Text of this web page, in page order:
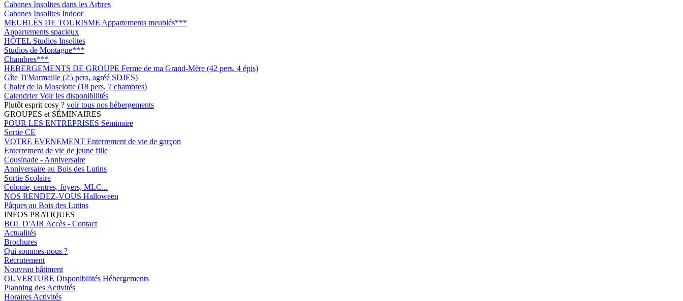
Cabanes Insolites dans les Arbres
Cabanes Insolites Indoor
MEUBLÉS DE TOURISME Appartements meublés***
Appartements spacieux
HÔTEL Studios Insolites
Studios de Montagne***
Chambres***
HEBERGEMENTS DE GROUPE Ferme de ma Grand-Mère (42 pers. 4 épis)
Gîte Ti'Marmaille (25 pers, agréé SDJES)
Chalet de la Moselotte (18 pers, 7 chambres)
CalendrierVoir les disponibilités
Plutôt esprit cosy ? voir tous nos hébergements
GROUPES et SÉMINAIRES
POUR LES ENTREPRISES Séminaire
Sortie CE
VOTRE EVENEMENT Enterrement de vie de garçon
Enterrement de vie de jeune fille
Cousinade - Anniversaire
Anniversaire au Bois des Lutins
Sortie Scolaire
Colonie, centres, foyers, MLC...
NOS RENDEZ-VOUS Halloween
Pâques au Bois des Lutins
INFOS PRATIQUES
BOL D'AIR Accès - Contact
Actualités
Brochures
Qui sommes-nous ?
Recrutement
Nouveau bâtiment
OUVERTURE Disponibilités Hébergements
Planning des Activités
Horaires Activités